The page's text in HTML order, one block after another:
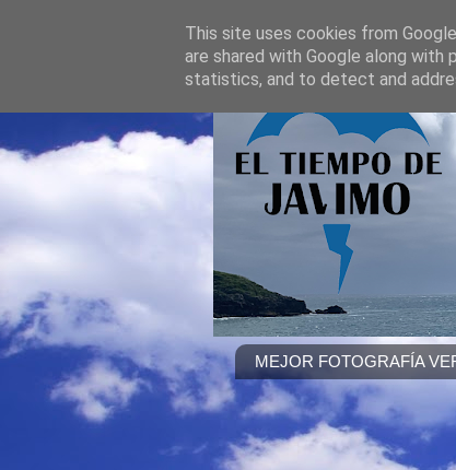
MEJOR FOTOGRAFÍA
This site uses cookies from
are shared with Google along
statistics, and to detect and